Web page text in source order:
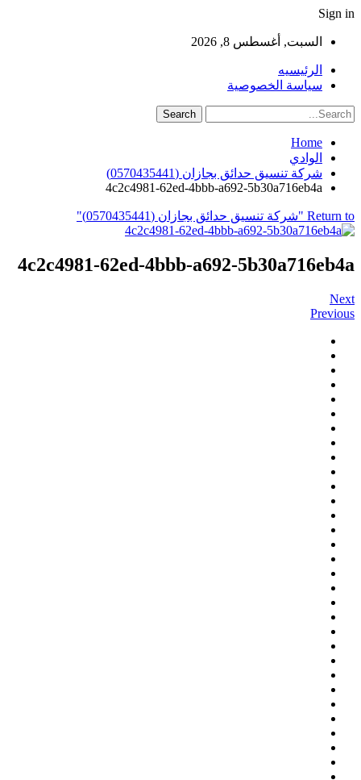
Sign in
السبت, أغسطس 8, 2026
الرئيسيه
سياسة الخصوصية
Home
الوادي
شركة تنسيق حدائق بجازان (0570435441)
4c2c4981-62ed-4bbb-a692-5b30a716eb4a
Return to "شركة تنسيق حدائق بجازان (0570435441)"
4c2c4981-62ed-4bbb-a692-5b30a716eb4a
Next
Previous